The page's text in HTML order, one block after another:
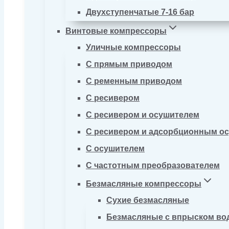
Двухступенчатые 7-16 бар
Винтовые компрессоры
Уличные компрессоры
С прямым приводом
С ременным приводом
С ресивером
С ресивером и осушителем
С ресивером и адсорбционным
С осушителем
С частотным преобразователем
Безмасляные компрессоры
Сухие безмасляные
Безмасляные с впрыском